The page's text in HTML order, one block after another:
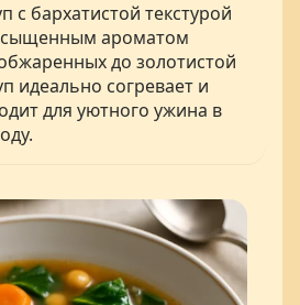
с бархатистой текстурой
ароматом
до золотистой
идеально согревает и
для уютного ужина в